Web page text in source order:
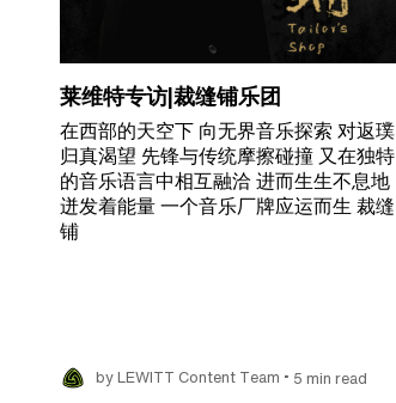
莱维特专访|裁缝铺乐团
在西部的天空下 向无界音乐探索 对返璞
归真渴望 先锋与传统摩擦碰撞 又在独特
的音乐语言中相互融洽 进而生生不息地
迸发着能量 一个音乐厂牌应运而生 裁缝
铺
by LEWITT Content Team • 5 min read